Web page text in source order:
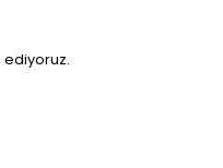
ediyoruz.